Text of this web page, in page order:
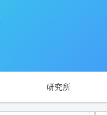
研究所